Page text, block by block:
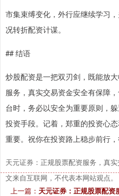
市集束缚变化，外行应继续学习
况转折配资计谋。
## 结语
炒股配资是一把双刃剑，既能放
服务，真实交易资金安全有保障
台时，务必以安全为重要原则，
投资手段。记着，郑重的投资心
重要。祝你在投资路上稳步前行，
天元证券：正规股票配资服务，真
文来自互联网，不代表本网站观点。
上一篇： 天元证券：正规股票配